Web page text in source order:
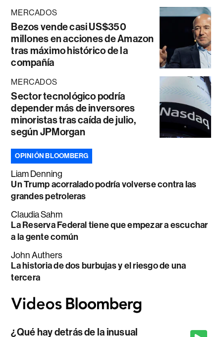
MERCADOS
Bezos vende casi US$350
millones en acciones de Amazon
tras máximo histórico de la
compañía
MERCADOS
Sector tecnológico podría
depender más de inversores
minoristas tras caída de julio,
según JPMorgan
OPINIÓN BLOOMBERG
Liam Denning
Un Trump acorralado podría volverse contra las
grandes petroleras
Claudia Sahm
La Reserva Federal tiene que empezar a escuchar
a la gente común
John Authers
La historia de dos burbujas y el riesgo de una
tercera
¿Qué hay detrás de la inusual